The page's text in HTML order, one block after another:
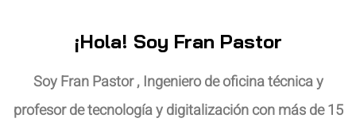
¡Hola! Soy Fran Pastor
Soy Fran Pastor , Ingeniero de oficina técnica y
profesor de tecnología y digitalización con más de 15